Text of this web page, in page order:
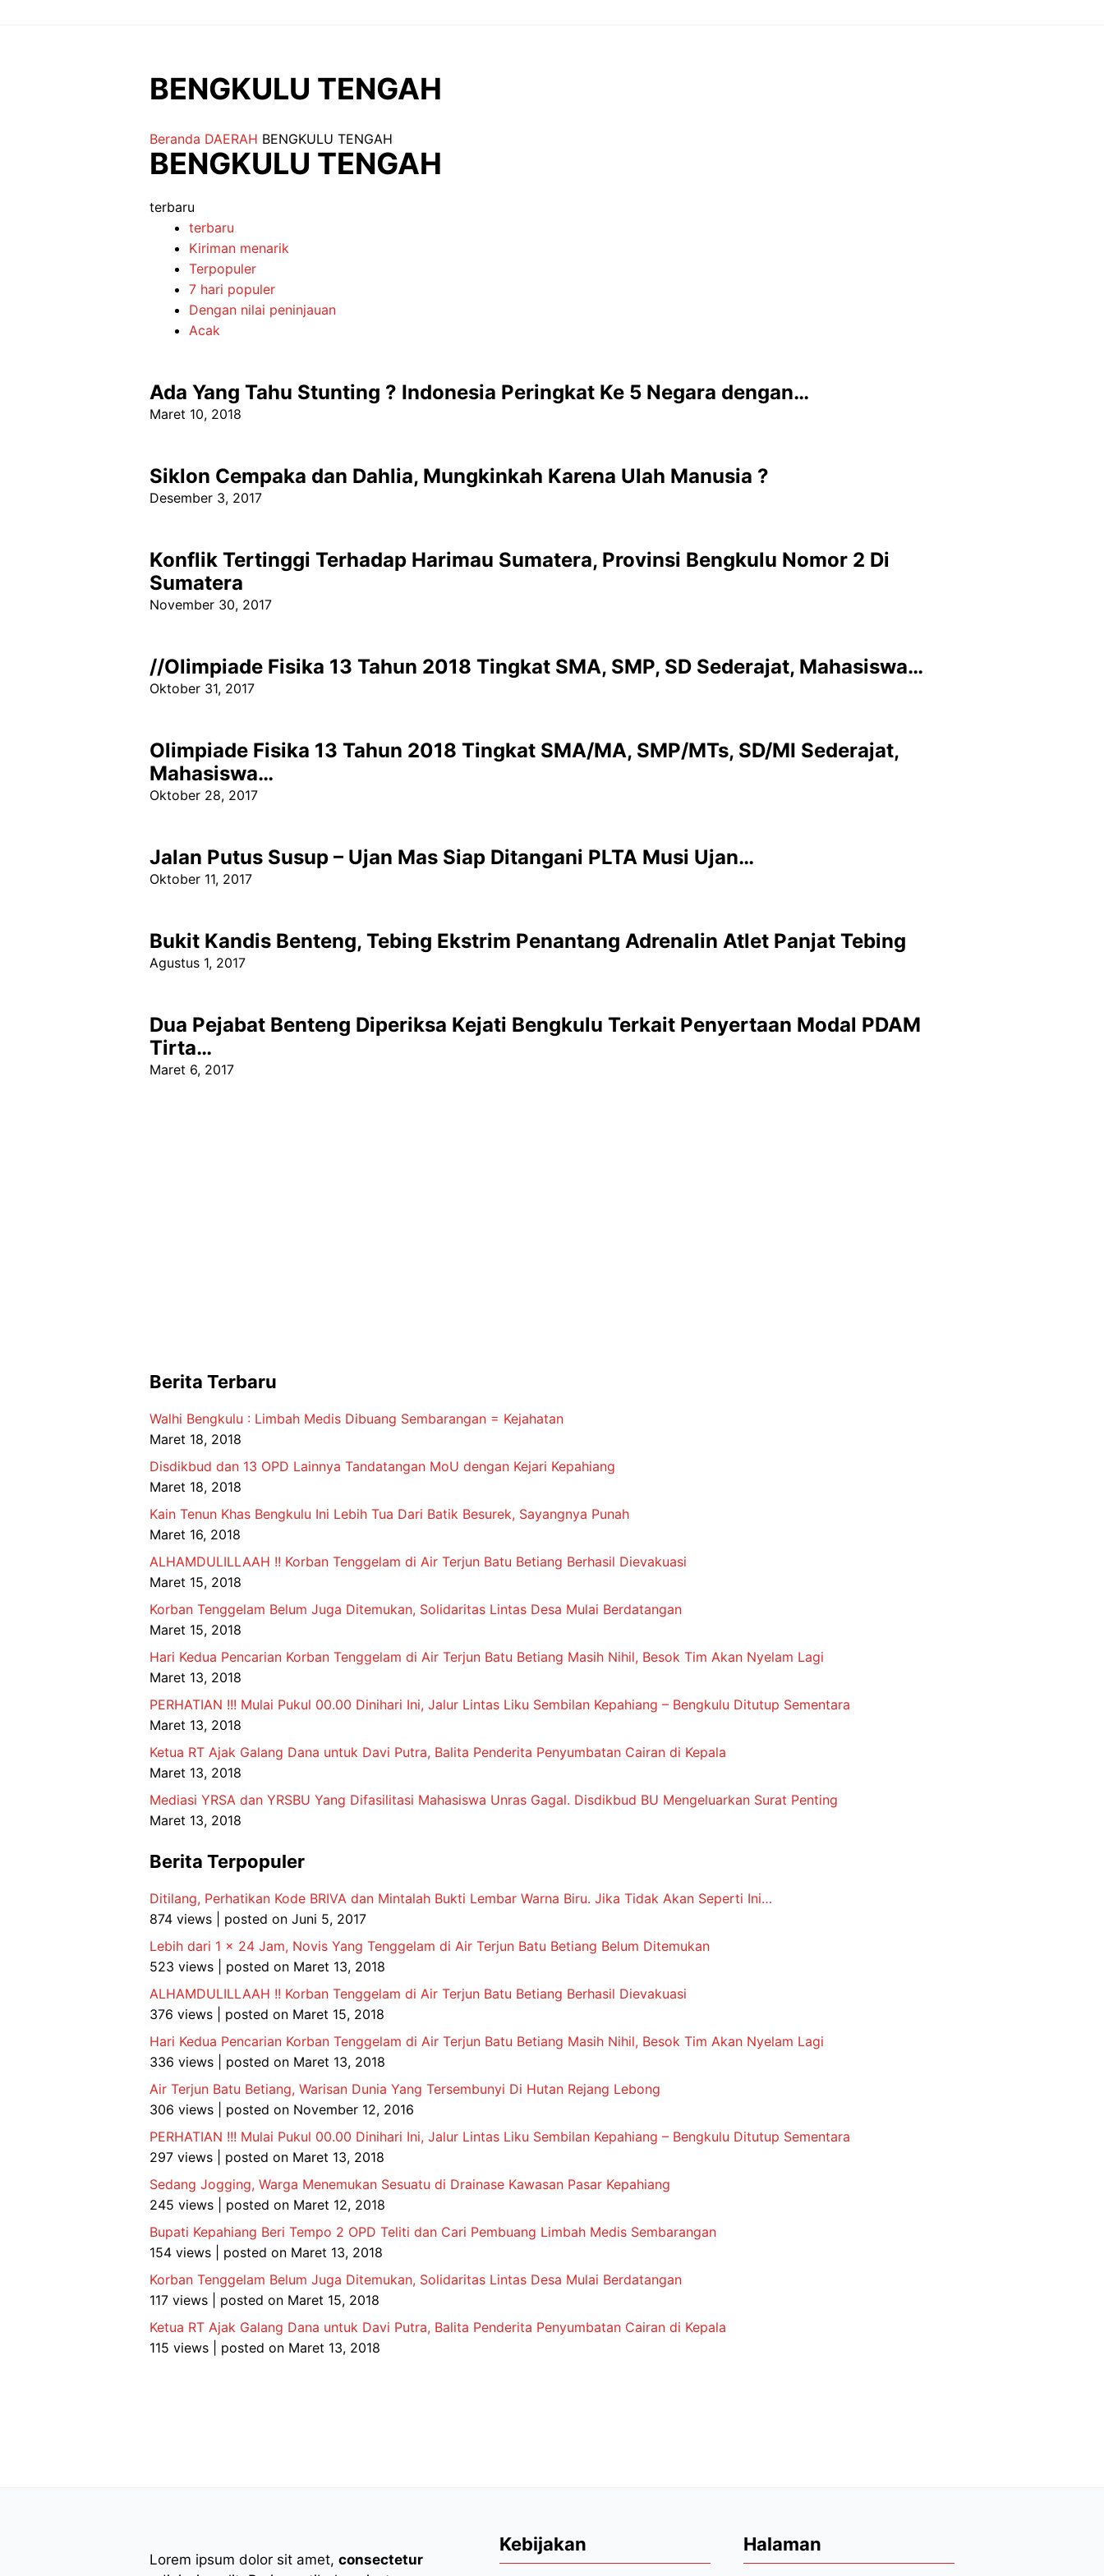
BENGKULU TENGAH
Beranda DAERAH BENGKULU TENGAH
BENGKULU TENGAH
terbaru
terbaru
Kiriman menarik
Terpopuler
7 hari populer
Dengan nilai peninjauan
Acak
Ada Yang Tahu Stunting ? Indonesia Peringkat Ke 5 Negara dengan…
Maret 10, 2018
Siklon Cempaka dan Dahlia, Mungkinkah Karena Ulah Manusia ?
Desember 3, 2017
Konflik Tertinggi Terhadap Harimau Sumatera, Provinsi Bengkulu Nomor 2 Di
Sumatera
November 30, 2017
//Olimpiade Fisika 13 Tahun 2018 Tingkat SMA, SMP, SD Sederajat, Mahasiswa…
Oktober 31, 2017
Olimpiade Fisika 13 Tahun 2018 Tingkat SMA/MA, SMP/MTs, SD/MI Sederajat,
Mahasiswa…
Oktober 28, 2017
Jalan Putus Susup – Ujan Mas Siap Ditangani PLTA Musi Ujan…
Oktober 11, 2017
Bukit Kandis Benteng, Tebing Ekstrim Penantang Adrenalin Atlet Panjat Tebing
Agustus 1, 2017
Dua Pejabat Benteng Diperiksa Kejati Bengkulu Terkait Penyertaan Modal PDAM
Tirta…
Maret 6, 2017
Berita Terbaru
Walhi Bengkulu : Limbah Medis Dibuang Sembarangan = Kejahatan
Maret 18, 2018
Disdikbud dan 13 OPD Lainnya Tandatangan MoU dengan Kejari Kepahiang
Maret 18, 2018
Kain Tenun Khas Bengkulu Ini Lebih Tua Dari Batik Besurek, Sayangnya Punah
Maret 16, 2018
ALHAMDULILLAAH !! Korban Tenggelam di Air Terjun Batu Betiang Berhasil Dievakuasi
Maret 15, 2018
Korban Tenggelam Belum Juga Ditemukan, Solidaritas Lintas Desa Mulai Berdatangan
Maret 15, 2018
Hari Kedua Pencarian Korban Tenggelam di Air Terjun Batu Betiang Masih Nihil, Besok Tim Akan Nyelam Lagi
Maret 13, 2018
PERHATIAN !!! Mulai Pukul 00.00 Dinihari Ini, Jalur Lintas Liku Sembilan Kepahiang – Bengkulu Ditutup Sementara
Maret 13, 2018
Ketua RT Ajak Galang Dana untuk Davi Putra, Balita Penderita Penyumbatan Cairan di Kepala
Maret 13, 2018
Mediasi YRSA dan YRSBU Yang Difasilitasi Mahasiswa Unras Gagal. Disdikbud BU Mengeluarkan Surat Penting
Maret 13, 2018
Berita Terpopuler
Ditilang, Perhatikan Kode BRIVA dan Mintalah Bukti Lembar Warna Biru. Jika Tidak Akan Seperti Ini…
874 views
posted on Juni 5, 2017
Lebih dari 1 x 24 Jam, Novis Yang Tenggelam di Air Terjun Batu Betiang Belum Ditemukan
523 views
posted on Maret 13, 2018
ALHAMDULILLAAH !! Korban Tenggelam di Air Terjun Batu Betiang Berhasil Dievakuasi
376 views
posted on Maret 15, 2018
Hari Kedua Pencarian Korban Tenggelam di Air Terjun Batu Betiang Masih Nihil, Besok Tim Akan Nyelam Lagi
336 views
posted on Maret 13, 2018
Air Terjun Batu Betiang, Warisan Dunia Yang Tersembunyi Di Hutan Rejang Lebong
306 views
posted on November 12, 2016
PERHATIAN !!! Mulai Pukul 00.00 Dinihari Ini, Jalur Lintas Liku Sembilan Kepahiang – Bengkulu Ditutup Sementara
297 views
posted on Maret 13, 2018
Sedang Jogging, Warga Menemukan Sesuatu di Drainase Kawasan Pasar Kepahiang
245 views
posted on Maret 12, 2018
Bupati Kepahiang Beri Tempo 2 OPD Teliti dan Cari Pembuang Limbah Medis Sembarangan
154 views
posted on Maret 13, 2018
Korban Tenggelam Belum Juga Ditemukan, Solidaritas Lintas Desa Mulai Berdatangan
117 views
posted on Maret 15, 2018
Ketua RT Ajak Galang Dana untuk Davi Putra, Balita Penderita Penyumbatan Cairan di Kepala
115 views
posted on Maret 13, 2018
Lorem ipsum dolor sit amet, consectetur
Kebijakan Halaman